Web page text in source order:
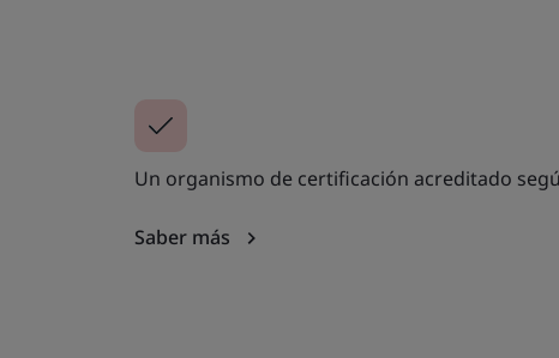
Un organismo de certificación acreditado
Saber más